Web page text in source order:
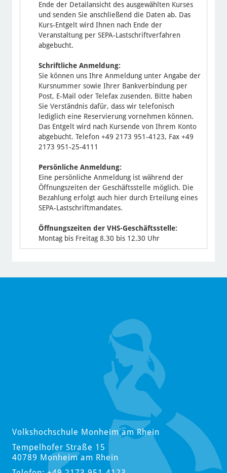
Ende der Detailansicht des ausgewählten Kurses
und senden Sie anschließend die Daten ab. Das
Kurs-Entgelt wird Ihnen nach Ende der
Veranstaltung per SEPA-Lastschriftverfahren
abgebucht.
Schriftliche Anmeldung:
Sie können uns Ihre Anmeldung unter Angabe der
Kursnummer sowie Ihrer Bankverbindung per
Post, E-Mail oder Telefax zusenden. Bitte haben
Sie Verständnis dafür, dass wir telefonisch
lediglich eine Reservierung vornehmen können.
Das Entgelt wird nach Kursende von Ihrem Konto
abgebucht. Telefon +49 2173 951-4123, Fax +49
2173 951-25-4111
Persönliche Anmeldung:
Eine persönliche Anmeldung ist während der
Öffnungszeiten der Geschäftsstelle möglich. Die
Bezahlung erfolgt auch hier durch Erteilung eines
SEPA-Lastschriftmandates.
Öffnungszeiten der VHS-Geschäftsstelle:
Montag bis Freitag 8.30 bis 12.30 Uhr
Volkshochschule Monheim am Rhein
Tempelhofer Straße 15
40789 Monheim am Rhein